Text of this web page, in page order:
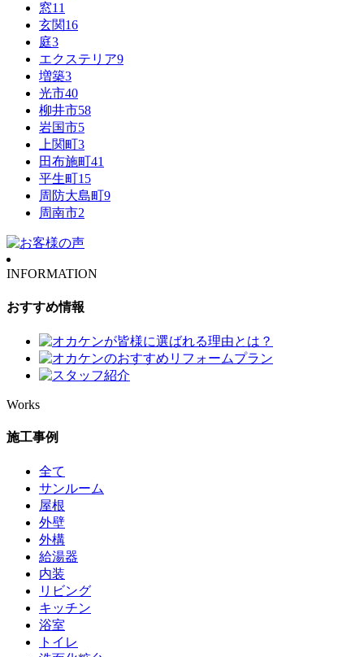
窓11
玄関16
庭3
エクステリア9
増築3
光市40
柳井市58
岩国市5
上関町3
田布施町41
平生町15
周防大島町9
周南市2
INFORMATION
おすすめ情報
Works
施工事例
全て
サンルーム
屋根
外壁
外構
給湯器
内装
リビング
キッチン
浴室
トイレ